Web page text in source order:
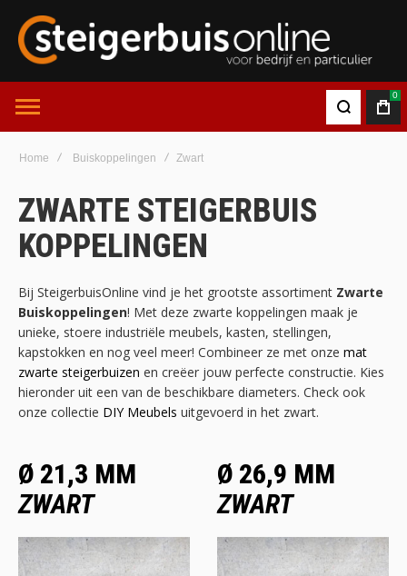
0
Home Buiskoppelingen Zwart
ZWARTE STEIGERBUIS
KOPPELINGEN
Bij SteigerbuisOnline vind je het grootste assortiment Zwarte
Buiskoppelingen! Met deze zwarte koppelingen maak je
unieke, stoere industriële meubels, kasten, stellingen,
kapstokken en nog veel meer! Combineer ze met onze mat
zwarte steigerbuizen en creëer jouw perfecte constructie. Kies
hieronder uit een van de beschikbare diameters. Check ook
onze collectie DIY Meubels uitgevoerd in het zwart.
Ø 21,3 MM
ZWART
Ø 26,9 MM
ZWART